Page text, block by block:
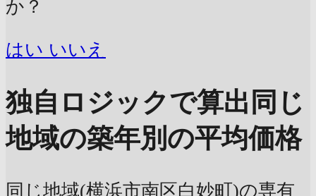
か？
はい いいえ
独自ロジックで算出 同じ
地域の築年別の平均価格
同じ地域(横浜市南区白妙町)の専有